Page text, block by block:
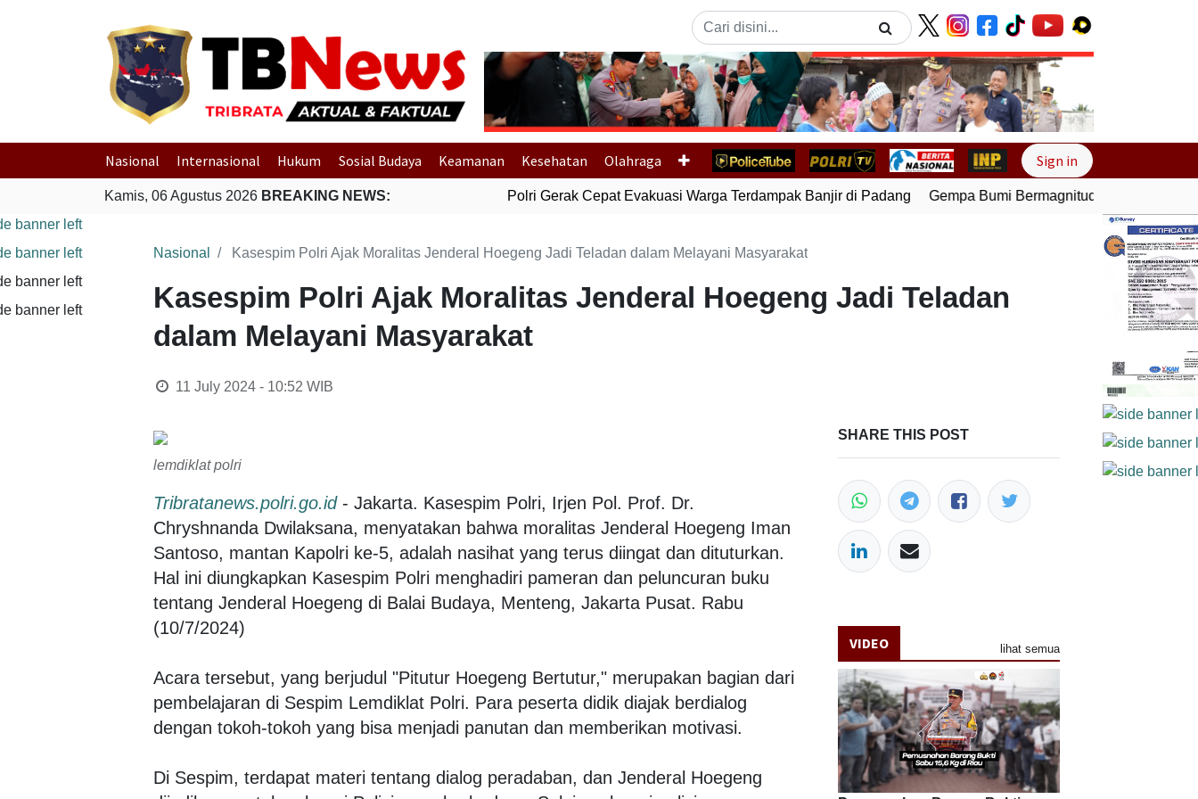
Previous Next
Nasional Internasional Hukum Sosial Budaya Keamanan Kesehatan Olahraga Sign in
Kamis, 06 Agustus 2026 BREAKING NEWS: Polri Gerak Cepat Evakuasi Warga Terdampak Banjir di Padang Gempa Bumi Bermagnitudo 5,1 Kembali
Nasional Kasespim Polri Ajak Moralitas Jenderal Hoegeng Jadi Teladan dalam Melayani Masyarakat
Kasespim Polri Ajak Moralitas Jenderal Hoegeng Jadi Teladan
dalam Melayani Masyarakat
11 July 2024 - 10:52 WIB
lemdiklat polri
Tribratanews.polri.go.id - Jakarta. Kasespim Polri, Irjen Pol. Prof. Dr.
Chryshnanda Dwilaksana, menyatakan bahwa moralitas Jenderal Hoegeng Iman
Santoso, mantan Kapolri ke-5, adalah nasihat yang terus diingat dan dituturkan.
Hal ini diungkapkan Kasespim Polri menghadiri pameran dan peluncuran buku
tentang Jenderal Hoegeng di Balai Budaya, Menteng, Jakarta Pusat. Rabu
(10/7/2024)
Acara tersebut, yang berjudul "Pitutur Hoegeng Bertutur," merupakan bagian dari
pembelajaran di Sespim Lemdiklat Polri. Para peserta didik diajak berdialog
dengan tokoh-tokoh yang bisa menjadi panutan dan memberikan motivasi.
Di Sespim, terdapat materi tentang dialog peradaban, dan Jenderal Hoegeng
SHARE THIS POST
VIDEO lihat semua